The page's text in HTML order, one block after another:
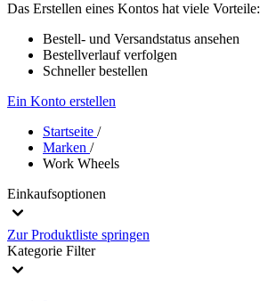
Das Erstellen eines Kontos hat viele Vorteile:
Bestell- und Versandstatus ansehen
Bestellverlauf verfolgen
Schneller bestellen
Ein Konto erstellen
Startseite /
Marken /
Work Wheels
Einkaufsoptionen
Zur Produktliste springen
Kategorie Filter